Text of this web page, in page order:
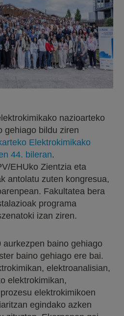
nazioarteko
gehiago bildu ziren
Elektrokimikako
44. bileran.
EHUko Zientzia eta
antolatu zuten kongresua,
Fakultatea bera
programa
izan ziren.
baino gehiago
baino gehiago ere bai.
elektroanalisian,
elektrokimikan,
elektrokimikoen
egindako azken